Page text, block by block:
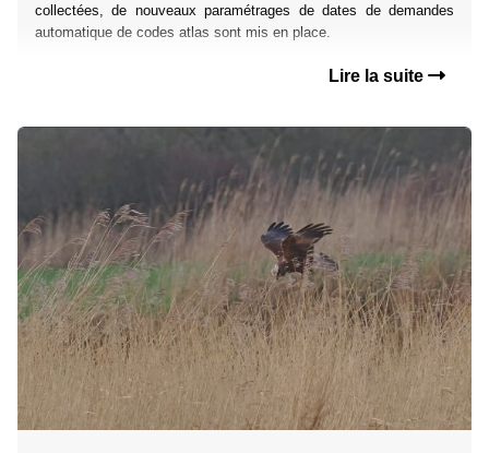
collectées, de nouveaux paramétrages de dates de demandes
automatique de codes atlas sont mis en place.
Lire la suite